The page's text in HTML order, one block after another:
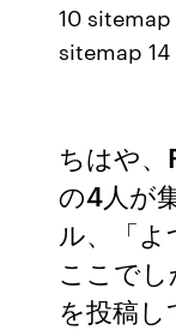
10 sitemap
sitemap
ちはや、
の4人が
ル、「よ
ここで
を投稿し